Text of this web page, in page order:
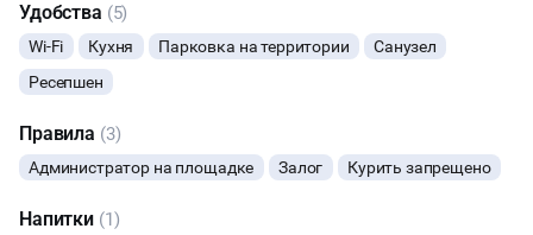
Отмена возможна не позднее 72 часов до мероприятия. При
отмене менее 72 часов до мероприятия сгорает 50% суммы
бронирования.
с нами по телефону или What's App
Удобства (5)
Wi-Fi Кухня Парковка на территории
Санузел
Ресепшен
Правила (3)
Администратор на площадке Залог Курить запрещено
Напитки (1)
ФОТОСЕССИИ
ЙОГА И РАСТЯЖКА
ФИТНЕС
МАСТЕР-КЛАСС
Вы можете отменить заявку в любой момент, это бесплатно
или поменять параметры с нашим менеджером после того, как
оставите заявку